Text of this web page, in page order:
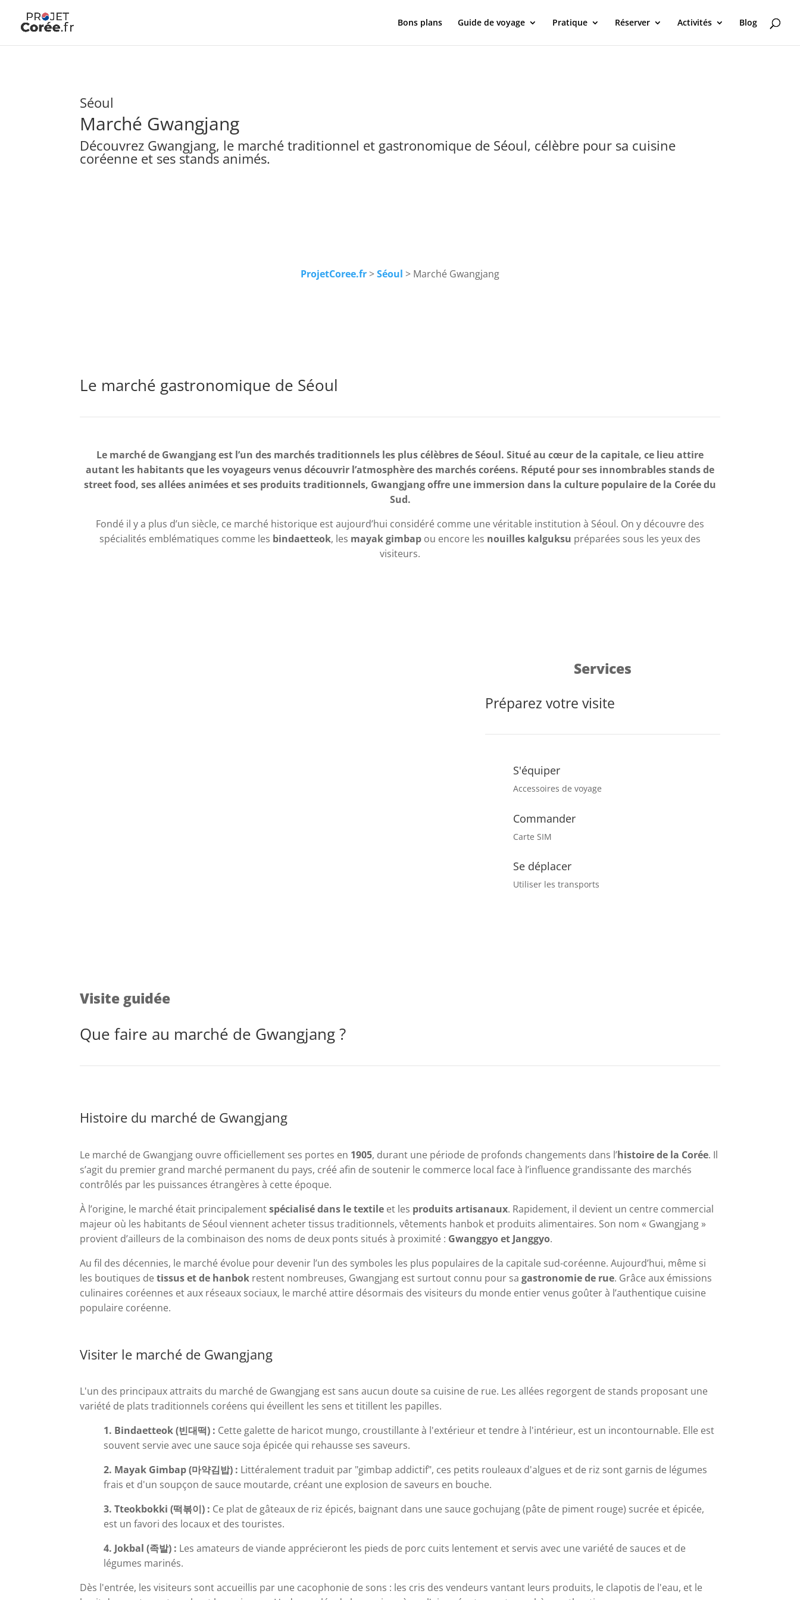
Bons plans Guide de voyage Pratique Réserver Activités Blog
Séoul
Marché Gwangjang
Découvrez Gwangjang, le marché traditionnel et gastronomique de Séoul, célèbre pour sa cuisine
coréenne et ses stands animés.
ProjetCoree.fr>Séoul > Marché Gwangjang
Le marché gastronomique de Séoul
Le marché de Gwangjang est l’un des marchés traditionnels les plus célèbres de Séoul. Situé au cœur de la capitale, ce lieu attire
autant les habitants que les voyageurs venus découvrir l’atmosphère des marchés coréens. Réputé pour ses innombrables stands de
street food, ses allées animées et ses produits traditionnels, Gwangjang offre une immersion dans la culture populaire de la Corée du
Sud.
Fondé il y a plus d’un siècle, ce marché historique est aujourd’hui considéré comme une véritable institution à Séoul. On y découvre des
spécialités emblématiques comme les bindaetteok, les mayak gimbap ou encore les nouilles kalguksu préparées sous les yeux des
visiteurs.
Services
Préparez votre visite
S'équiper
Accessoires de voyage
Commander
Carte SIM
Se déplacer
Utiliser les transports
Visite guidée
Que faire au marché de Gwangjang ?
Histoire du marché de Gwangjang
Le marché de Gwangjang ouvre officiellement ses portes en 1905, durant une période de profonds changements dans l’histoire de la Corée. Il
s’agit du premier grand marché permanent du pays, créé afin de soutenir le commerce local face à l’influence grandissante des marchés
contrôlés par les puissances étrangères à cette époque.
À l’origine, le marché était principalementspécialisé dans le textile et les produits artisanaux. Rapidement, il devient un centre commercial
majeur où les habitants de Séoul viennent acheter tissus traditionnels, vêtements hanbok et produits alimentaires. Son nom « Gwangjang »
provient d’ailleurs de la combinaison des noms de deux ponts situés à proximité : Gwanggyo et Janggyo.
Au fil des décennies, le marché évolue pour devenir l’un des symboles les plus populaires de la capitale sud-coréenne. Aujourd’hui, même si
les boutiques detissus et de hanbok restent nombreuses, Gwangjang est surtout connu pour sagastronomie de rue. Grâce aux émissions
culinaires coréennes et aux réseaux sociaux, le marché attire désormais des visiteurs du monde entier venus goûter à l’authentique cuisine
populaire coréenne.
Visiter le marché de Gwangjang
L'un des principaux attraits du marché de Gwangjang est sans aucun doute sa cuisine de rue. Les allées regorgent de stands proposant une
variété de plats traditionnels coréens qui éveillent les sens et titillent les papilles.
1. Bindaetteok (빈대떡) : Cette galette de haricot mungo, croustillante à l'extérieur et tendre à l'intérieur, est un incontournable. Elle est
souvent servie avec une sauce soja épicée qui rehausse ses saveurs.
2. Mayak Gimbap (마약김밥) : Littéralement traduit par "gimbap addictif", ces petits rouleaux d'algues et de riz sont garnis de légumes
frais et d'un soupçon de sauce moutarde, créant une explosion de saveurs en bouche.
3. Tteokbokki (떡볶이) : Ce plat de gâteaux de riz épicés, baignant dans une sauce gochujang (pâte de piment rouge) sucrée et épicée,
est un favori des locaux et des touristes.
4. Jokbal (족발) : Les amateurs de viande apprécieront les pieds de porc cuits lentement et servis avec une variété de sauces et de
légumes marinés.
Dès l'entrée, les visiteurs sont accueillis par une cacophonie de sons : les cris des vendeurs vantant leurs produits, le clapotis de l'eau, et le